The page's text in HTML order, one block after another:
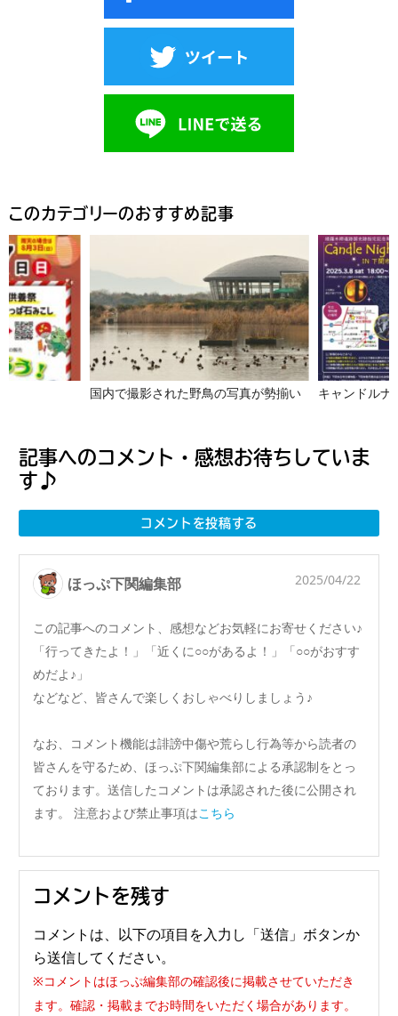
このカテゴリーのおすすめ記事
の写真が勢揃い キャンドルナイト ２０２５ ｉｎ 下関市立考古博物館 GWは
記事へのコメント・感想お待ちしていま
す♪
コメントを投稿する
ほっぷ下関編集部 2025/04/22
この記事へのコメント、感想などお気軽にお寄せください♪
「行ってきたよ！」「近くに○○があるよ！」「○○がおすす
めだよ♪」
などなど、皆さんで楽しくおしゃべりしましょう♪
なお、コメント機能は誹謗中傷や荒らし行為等から読者の
皆さんを守るため、ほっぷ下関編集部による承認制をとっ
ております。送信したコメントは承認された後に公開され
ます。 注意および禁止事項はこちら
コメントを残す
コメントは、以下の項目を入力し「送信」ボタンか
ら送信してください。
※コメントはほっぷ編集部の確認後に掲載させていただき
ます。確認・掲載までお時間をいただく場合があります。